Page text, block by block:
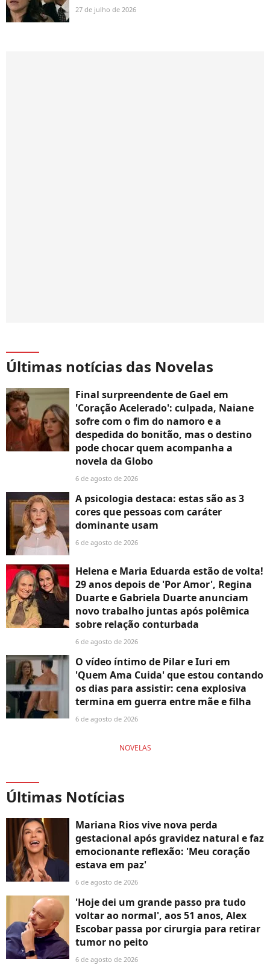
27 de julho de 2026
Últimas notícias das Novelas
Final surpreendente de Gael em
'Coração Acelerado': culpada, Naiane
sofre com o fim do namoro e a
despedida do bonitão, mas o destino
pode chocar quem acompanha a
novela da Globo
6 de agosto de 2026
A psicologia destaca: estas são as 3
cores que pessoas com caráter
dominante usam
6 de agosto de 2026
Helena e Maria Eduarda estão de volta!
29 anos depois de 'Por Amor', Regina
Duarte e Gabriela Duarte anunciam
novo trabalho juntas após polêmica
sobre relação conturbada
6 de agosto de 2026
O vídeo íntimo de Pilar e Iuri em
'Quem Ama Cuida' que estou contando
os dias para assistir: cena explosiva
termina em guerra entre mãe e filha
6 de agosto de 2026
NOVELAS
Últimas Notícias
Mariana Rios vive nova perda
gestacional após gravidez natural e faz
emocionante reflexão: 'Meu coração
estava em paz'
6 de agosto de 2026
'Hoje dei um grande passo pra tudo
voltar ao normal', aos 51 anos, Alex
Escobar passa por cirurgia para retirar
tumor no peito
6 de agosto de 2026